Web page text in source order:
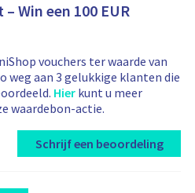
Win een 100 EUR
vouchers ter waarde van
weg aan 3 gelukkige klanten die
Hier kunt u meer
waardebon-actie.
Schrijf een beoordeling